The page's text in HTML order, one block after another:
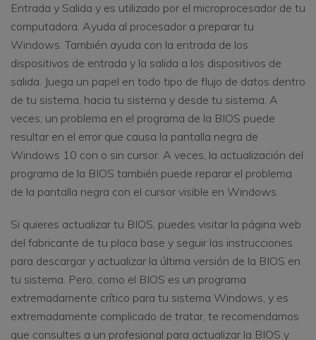
Entrada y Salida y es utilizado por el microprocesador de tu
computadora. Ayuda al procesador a preparar tu
Windows. También ayuda con la entrada de los
dispositivos de entrada y la salida a los dispositivos de
salida. Juega un papel en todo tipo de flujo de datos dentro
de tu sistema, hacia tu sistema y desde tu sistema. A
veces, un problema en el programa de la BIOS puede
resultar en el error que causa la pantalla negra de
Windows 10 con o sin cursor. A veces, la actualización del
programa de la BIOS también puede reparar el problema
de la pantalla negra con el cursor visible en Windows.
Si quieres actualizar tu BIOS, puedes visitar la página web
del fabricante de tu placa base y seguir las instrucciones
para descargar y actualizar la última versión de la BIOS en
tu sistema. Pero, como el BIOS es un programa
extremadamente crítico para tu sistema Windows, y es
extremadamente complicado de tratar, te recomendamos
que consultes a un profesional para actualizar la BIOS y